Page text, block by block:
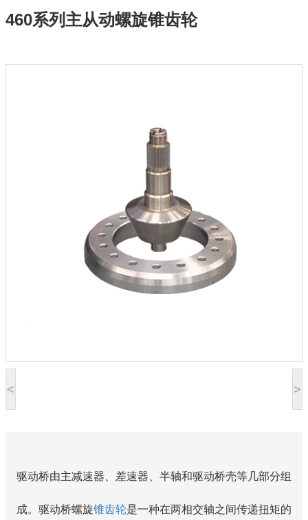
< >
460系列主从动螺旋锥齿轮
驱动桥由主减速器、差速器、半轴和驱动桥壳等几部分组
成。驱动桥螺旋锥齿轮是一种在两相交轴之间传递扭矩的